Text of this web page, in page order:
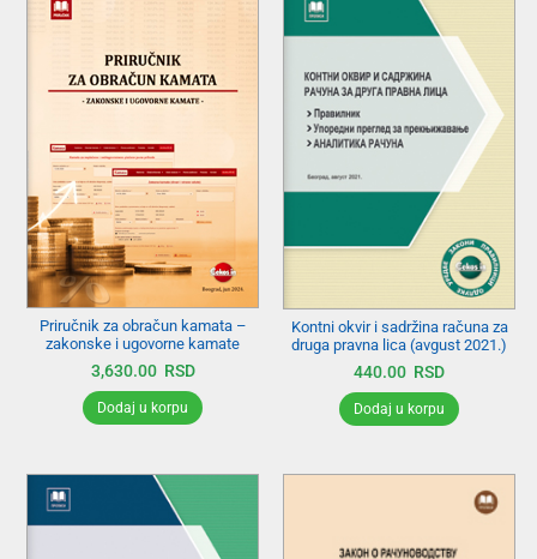
Priručnik za obračun kamata –
zakonske i ugovorne kamate
3,630.00 RSD
Dodaj u korpu
Kontni okvir i sadržina računa za
druga pravna lica (avgust 2021.)
440.00 RSD
Dodaj u korpu